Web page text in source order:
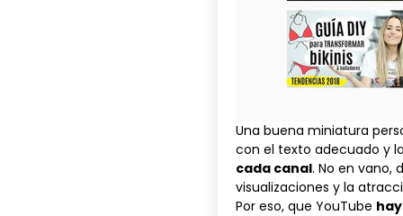
Una buena miniatura
con el texto adecuado y
cada canal. No en vano,
visualizaciones y la
Por eso, que YouTube